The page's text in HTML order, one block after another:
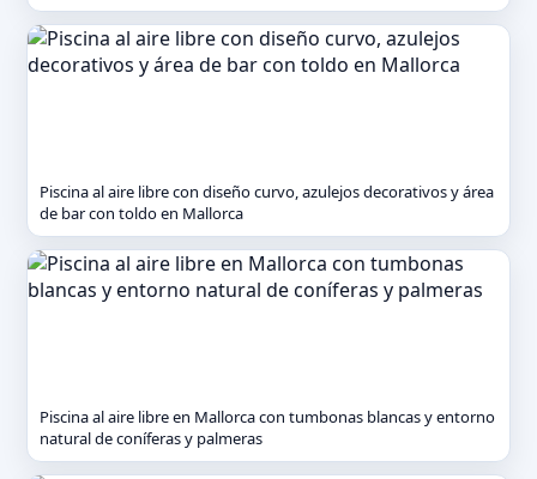
Piscina al aire libre con diseño curvo, azulejos decorativos y área
de bar con toldo en Mallorca
Piscina al aire libre en Mallorca con tumbonas blancas y entorno
natural de coníferas y palmeras